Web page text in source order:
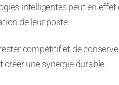
intelligentes peut en
de leur poste.
compétitif et de
créer une synergie durable.